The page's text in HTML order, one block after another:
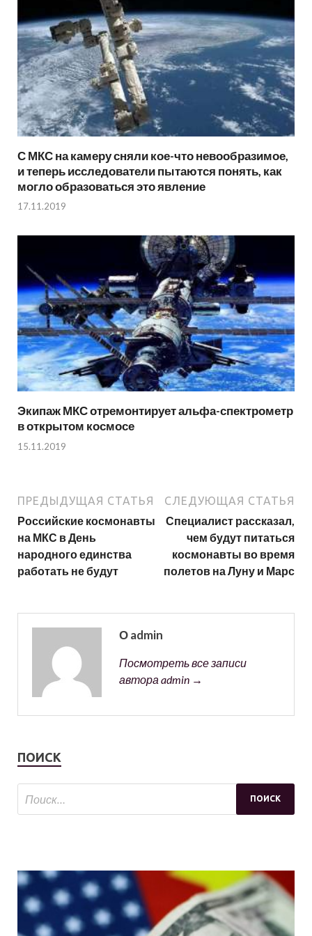
С МКС на камеру сняли кое-что невообразимое,
и теперь исследователи пытаются понять, как
могло образоваться это явление
17.11.2019
Экипаж МКС отремонтирует альфа-спектрометр
в открытом космосе
15.11.2019
ПРЕДЫДУЩАЯ СТАТЬЯ
Российские космонавты
на МКС в День
народного единства
работать не будут
СЛЕДУЮЩАЯ СТАТЬЯ
Специалист рассказал,
чем будут питаться
космонавты во время
полетов на Луну и Марс
О admin
Посмотреть все записи
автора admin →
ПОИСК